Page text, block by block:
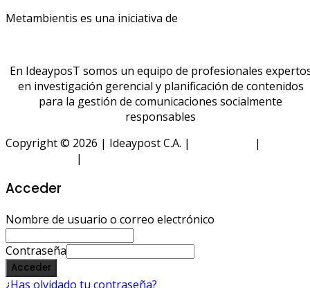
Metambientis es una iniciativa de
En IdeayposT somos un equipo de profesionales
en investigación gerencial y planificación de contenidos
para la gestión de comunicaciones socialmente
responsables
Copyright © 2026 | Ideaypost C.A. |
|
|
Acceder
Nombre de usuario o correo electrónico
Contraseña
Acceder
¿Has olvidado tu contraseña?